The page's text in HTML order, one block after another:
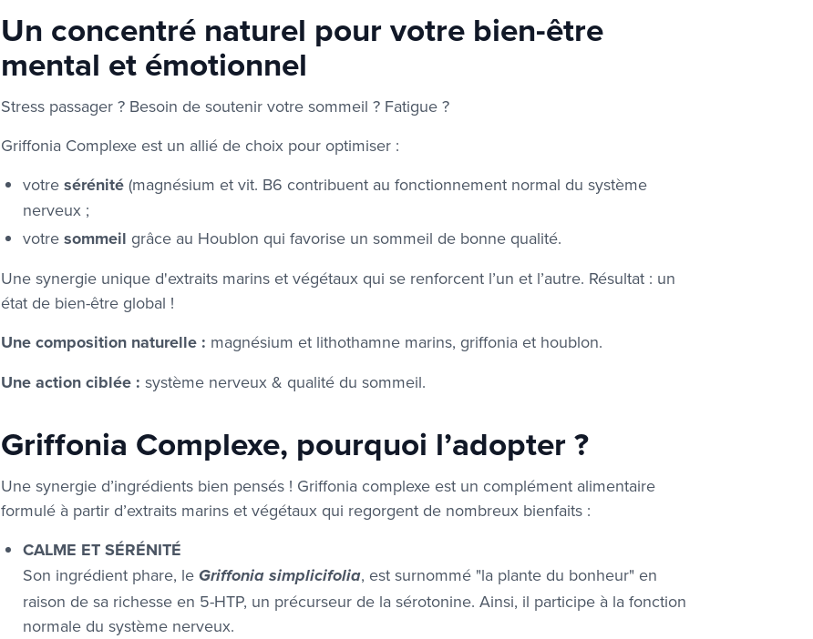
Un concentré naturel pour votre bien-être
mental et émotionnel
Stress passager ? Besoin de soutenir votre sommeil ? Fatigue ?
Griffonia Complexe est un allié de choix pour optimiser :
votre sérénité (magnésium et vit. B6 contribuent au fonctionnement normal du système
nerveux ;
votre sommeil grâce au Houblon qui favorise un sommeil de bonne qualité.
Une synergie unique d'extraits marins et végétaux qui se renforcent l’un et l’autre. Résultat : un
état de bien-être global !
Une composition naturelle : magnésium et lithothamne marins, griffonia et houblon.
Une action ciblée : système nerveux & qualité du sommeil.
Griffonia Complexe, pourquoi l’adopter ?
Une synergie d’ingrédients bien pensés ! Griffonia complexe est un complément alimentaire
formulé à partir d’extraits marins et végétaux qui regorgent de nombreux bienfaits :
CALME ET SÉRÉNITÉ
Son ingrédient phare, le Griffonia simplicifolia, est surnommé "la plante du bonheur" en
raison de sa richesse en 5-HTP, un précurseur de la sérotonine. Ainsi, il participe à la fonction
normale du système nerveux.